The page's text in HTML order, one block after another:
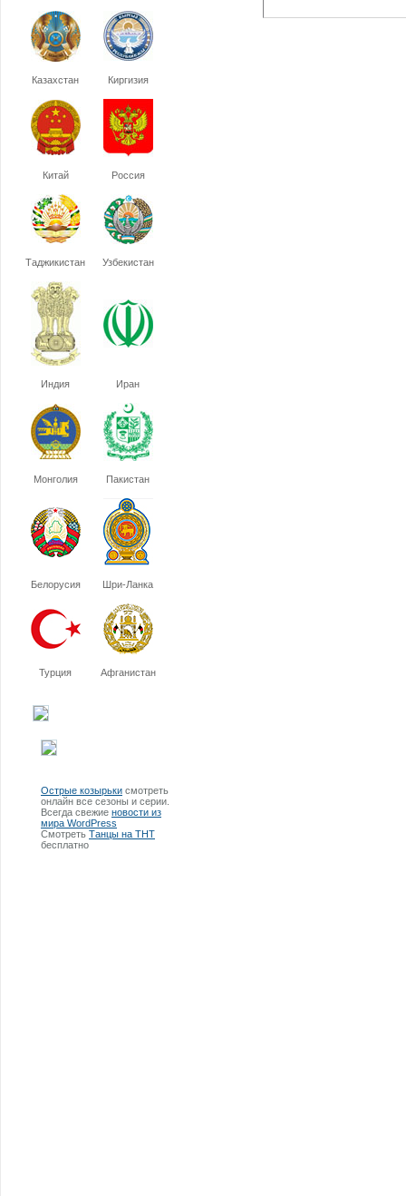
Казахстан Киргизия
Китай Россия
Таджикистан Узбекистан
Индия Иран
Монголия Пакистан
Белорусия Шри-Ланка
Турция Афганистан
Острые козырьки смотреть
онлайн все сезоны и серии.
Всегда свежие новости из
мира WordPress
Смотреть Танцы на ТНТ
бесплатно